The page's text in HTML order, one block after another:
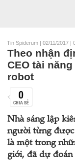
Tin Spiderum | 02/11/2017 |
Theo nhận
CEO tài
robot
0
CHIA SẺ
Nhà sáng lập
người từng được
là một trong
giới, đã dự đoán